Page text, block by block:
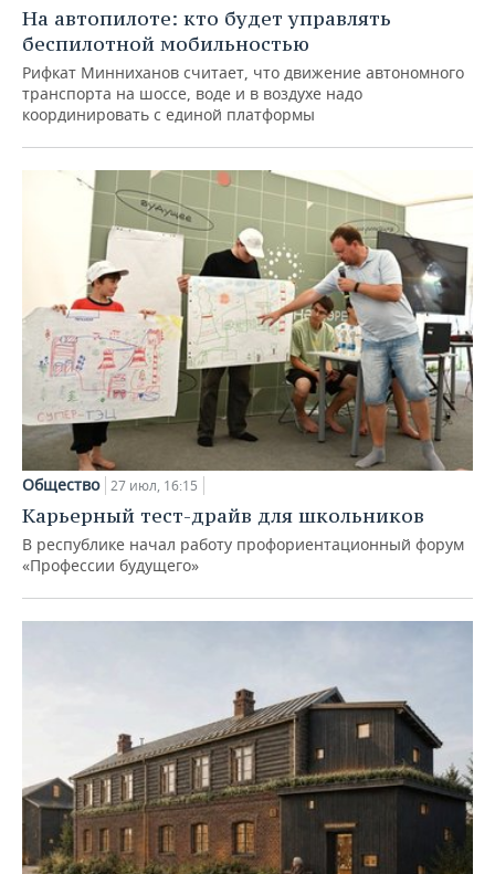
На автопилоте: кто будет управлять
беспилотной мобильностью
Рифкат Минниханов считает, что движение автономного
транспорта на шоссе, воде и в воздухе надо
координировать с единой платформы
Общество 27 июл, 16:15
Карьерный тест-драйв для школьников
В республике начал работу профориентационный форум
«Профессии будущего»